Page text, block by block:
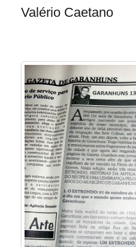
Valério Caetano